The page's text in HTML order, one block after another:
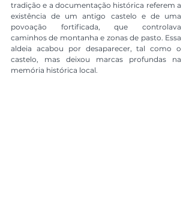
tradição e a documentação histórica referem a
existência de um antigo castelo e de uma
povoação fortificada, que controlava
caminhos de montanha e zonas de pasto. Essa
aldeia acabou por desaparecer, tal como o
castelo, mas deixou marcas profundas na
memória histórica local.